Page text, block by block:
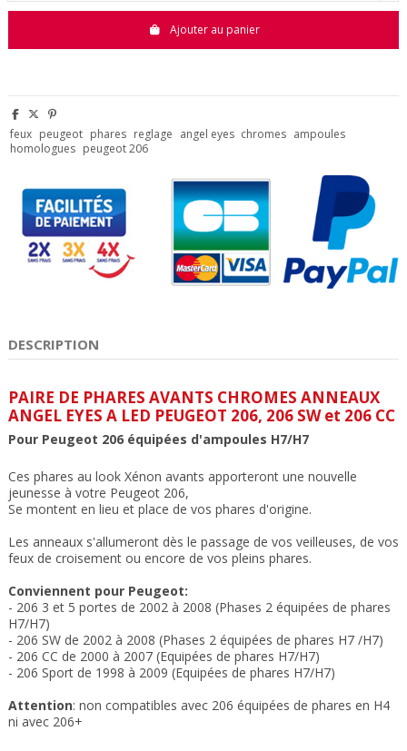
Ajouter au panier
feux peugeot phares reglage angel eyes chromes ampoules
homologues peugeot 206
DESCRIPTION
PAIRE DE PHARES AVANTS CHROMES ANNEAUX
ANGEL EYES A LED PEUGEOT 206, 206 SW et 206 CC
Pour Peugeot 206 équipées d'ampoules H7/H7
Ces phares au look Xénon avants apporteront une nouvelle
jeunesse à votre Peugeot 206,
Se montent en lieu et place de vos phares d'origine.
Les anneaux s'allumeront dès le passage de vos veilleuses, de vos
feux de croisement ou encore de vos pleins phares.
Conviennent pour Peugeot:
- 206 3 et 5 portes de 2002 à 2008 (Phases 2 équipées de phares
H7/H7)
- 206 SW de 2002 à 2008 (Phases 2 équipées de phares H7 /H7)
- 206 CC de 2000 à 2007 (Equipées de phares H7/H7)
- 206 Sport de 1998 à 2009 (Equipées de phares H7/H7)
Attention: non compatibles avec 206 équipées de phares en H4
ni avec 206+